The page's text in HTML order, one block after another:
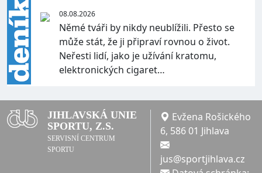
08.08.2026
Němé tváři by nikdy neublížili. Přesto se
může stát, že ji připraví rovnou o život.
Neřesti lidí, jako je užívání kratomu,
elektronických cigaret…
JIHLAVSKÁ UNIE
SPORTU, Z.S.
SERVISNÍ CENTRUM
SPORTU
Evžena Rošického
6, 586 01 Jihlava
jus@sportjihlava.cz